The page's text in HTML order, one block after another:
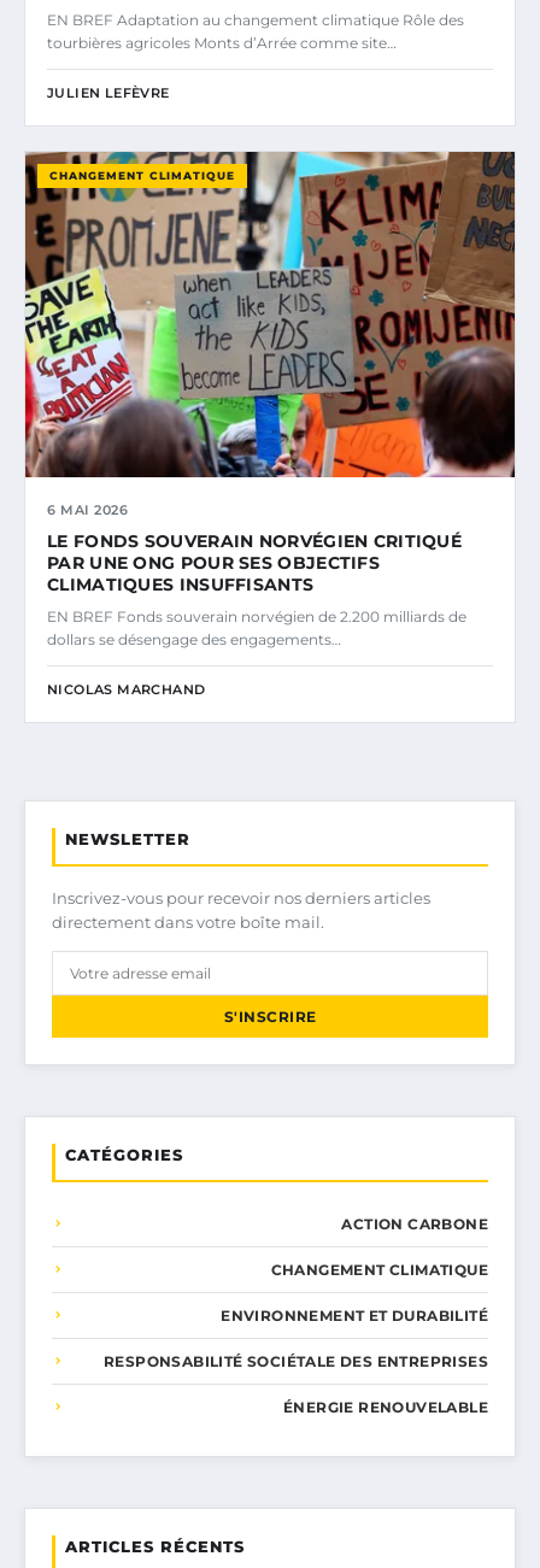
EN BREF Adaptation au changement climatique Rôle des
tourbières agricoles Monts d’Arrée comme site…
JULIEN LEFÈVRE
CHANGEMENT CLIMATIQUE
6 MAI 2026
LE FONDS SOUVERAIN NORVÉGIEN CRITIQUÉ
PAR UNE ONG POUR SES OBJECTIFS
CLIMATIQUES INSUFFISANTS
EN BREF Fonds souverain norvégien de 2.200 milliards de
dollars se désengage des engagements…
NICOLAS MARCHAND
NEWSLETTER
Inscrivez-vous pour recevoir nos derniers articles
directement dans votre boîte mail.
S'INSCRIRE
CATÉGORIES
ACTION CARBONE
CHANGEMENT CLIMATIQUE
ENVIRONNEMENT ET DURABILITÉ
RESPONSABILITÉ SOCIÉTALE DES ENTREPRISES
ÉNERGIE RENOUVELABLE
ARTICLES RÉCENTS